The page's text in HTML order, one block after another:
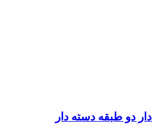
دو طبقه دسته دار